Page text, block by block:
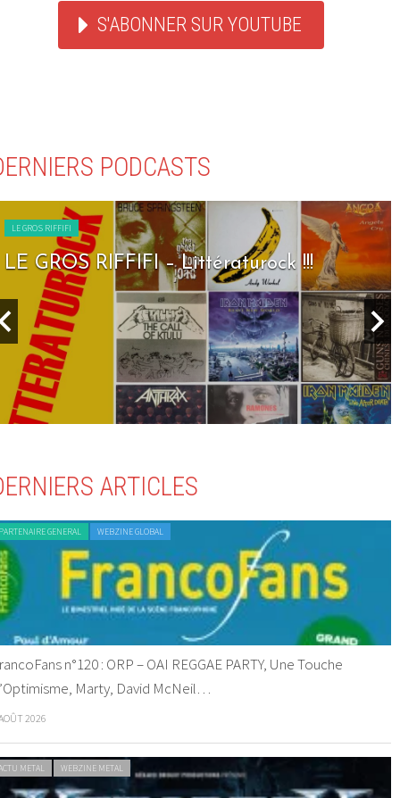
S'ABONNER SUR YOUTUBE
PODCASTS
LE GROS RIFFIFI
LE GROS RIFFIFI – Littératurock !!!
ARTICLES
GENERAL WEBZINE GLOBAL
n°120 : ORP – OAI REGGAE PARTY, Une Touche
Marty, David McNeil…
2026
METAL WEBZINE METAL